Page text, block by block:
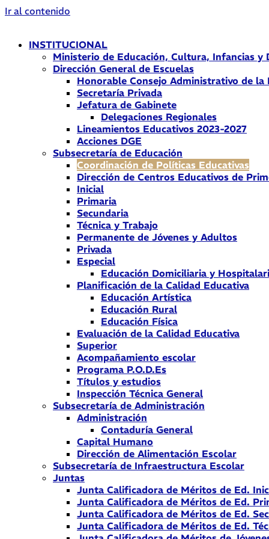
Ir al contenido
INSTITUCIONAL
Ministerio de Educación, Cultura, Infancias y
Dirección General de Escuelas
Honorable Consejo Administrativo de la
Secretaría Privada
Jefatura de Gabinete
Delegaciones Regionales
Lineamientos Educativos 2023-2027
Acciones DGE
Subsecretaría de Educación
Coordinación de Políticas Educativas
Dirección de Centros Educativos de
Inicial
Primaria
Secundaria
Técnica y Trabajo
Permanente de Jóvenes y Adultos
Privada
Especial
Educación Domiciliaria y
Planificación de la Calidad Educativa
Educación Artística
Educación Rural
Educación Física
Evaluación de la Calidad Educativa
Superior
Acompañamiento escolar
Programa P.O.D.Es
Títulos y estudios
Inspección Técnica General
Subsecretaría de Administración
Administración
Contaduría General
Capital Humano
Dirección de Alimentación Escolar
Subsecretaría de Infraestructura Escolar
Juntas
Junta Calificadora de Méritos de Ed.
Junta Calificadora de Méritos de Ed.
Junta Calificadora de Méritos de Ed.
Junta Calificadora de Méritos de Ed.